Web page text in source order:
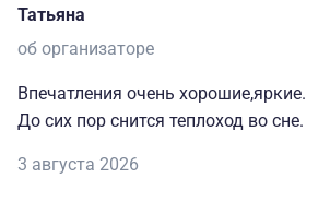
Татьяна
об организаторе
Впечатления очень хорошие,яркие.
До сих пор снится теплоход во сне.
3 августа 2026